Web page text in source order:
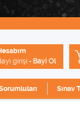
girişi - Bayi Ol
Sınav